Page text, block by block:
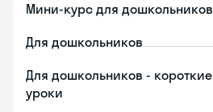
Мини-курс для дошкольников
Для дошкольников
Для дошкольников - короткие
уроки